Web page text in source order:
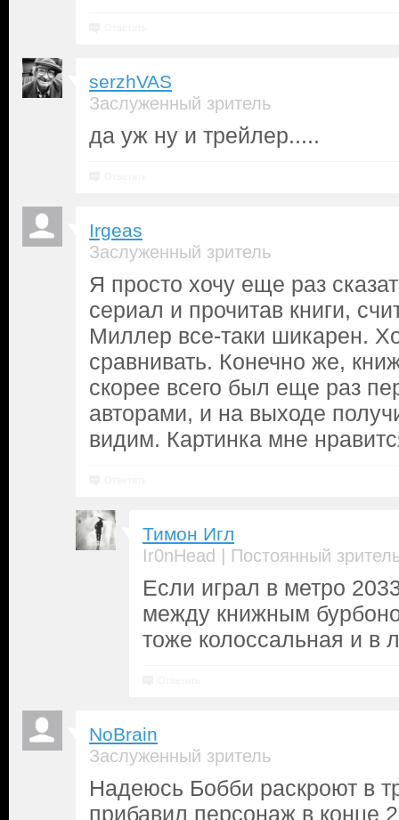
serzhVAS
Заслуженный зритель
да уж ну и трейлер.....
Irgeas
Заслуженный зритель
Я просто хочу еще раз
сериал и прочитав книги,
Миллер все-таки шикарен.
сравнивать. Конечно же,
скорее всего был еще раз
авторами, и на выходе
видим. Картинка мне
Тимон Игл
Ir0nHead | Постоянный
Если играл в метро
между книжным
тоже колоссальная и в
NoBrain
Заслуженный зритель
Надеюсь Бобби раскроют в
прибавил персонаж в конце